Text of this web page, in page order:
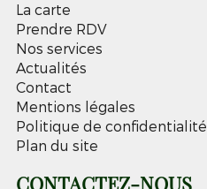
La carte
Prendre RDV
Nos services
Actualités
Contact
Mentions légales
Politique de confidentialité
Plan du site